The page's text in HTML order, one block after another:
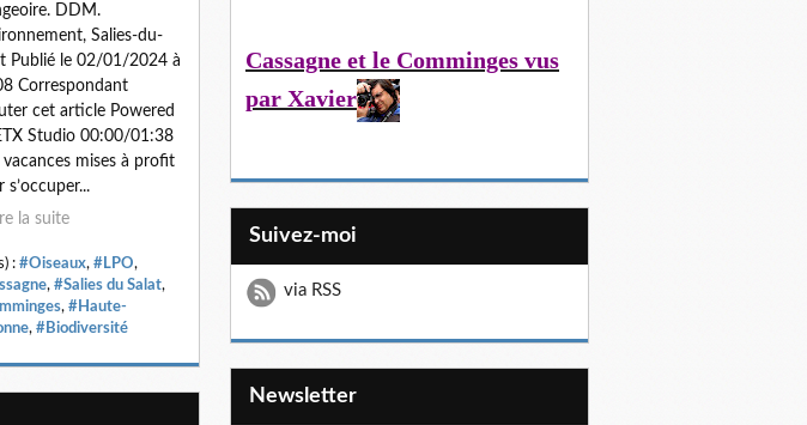
DDM.
Salies-du-
Publié le 02/01/2024 à
Correspondant
cet article Powered
Studio 00:00/01:38
vacances mises à profit
s’occuper...
la suite
: #Oiseaux, #LPO,
, #Salies du Salat,
, #Haute-
, #Biodiversité
Cassagne et le Comminges vus
par Xavier
Suivez-moi
via RSS
Newsletter